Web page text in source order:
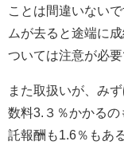
ことは間違いない
ムが去ると途端に
ついては注意が必要
また取扱いが、み
数料3.３％かかる
託報酬も1.6％もあ